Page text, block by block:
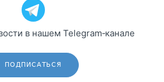
в нашем Telegram‑канале
ПОДПИСАТЬСЯ